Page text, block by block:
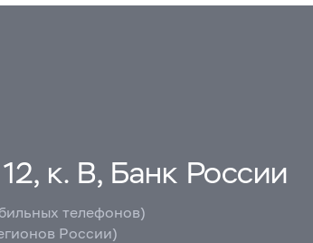
к. В, Банк России
телефонов)
России)